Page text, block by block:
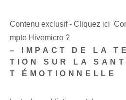
Contenu exclusif - Cliquez ici
mpte Hivemicro ?
– IMPACT DE LA
TION SUR LA
T ÉMOTIONNELLE